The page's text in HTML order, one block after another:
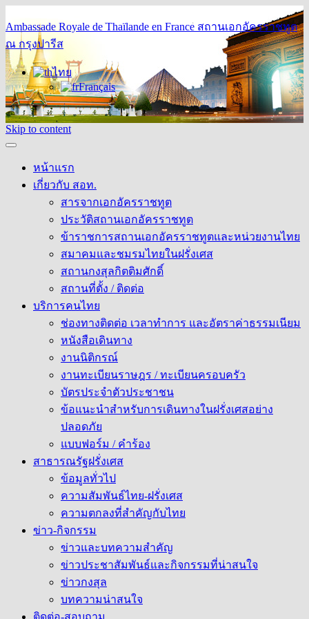
Ambassade Royale de Thaïlande en France สถานเอกอัครราชทูต
ณ กรุงปารีส
ไทย
Français
Skip to content
หน้าแรก
เกี่ยวกับ สอท.
สารจากเอกอัครราชทูต
ประวัติสถานเอกอัครราชทูต
ข้าราชการสถานเอกอัครราชทูตและหน่วยงานไทย
สมาคมและชมรมไทยในฝรั่งเศส
สถานกงสุลกิตติมศักดิ์
สถานที่ตั้ง / ติดต่อ
บริการคนไทย
ช่องทางติดต่อ เวลาทำการ และอัตราค่าธรรมเนียม
หนังสือเดินทาง
งานนิติกรณ์
งานทะเบียนราษฎร / ทะเบียนครอบครัว
บัตรประจำตัวประชาชน
ข้อแนะนำสำหรับการเดินทางในฝรั่งเศสอย่าง
ปลอดภัย
แบบฟอร์ม / คำร้อง
สาธารณรัฐฝรั่งเศส
ข้อมูลทั่วไป
ความสัมพันธ์ไทย-ฝรั่งเศส
ความตกลงที่สำคัญกับไทย
ข่าว-กิจกรรม
ข่าวและบทความสำคัญ
ข่าวประชาสัมพันธ์และกิจกรรมที่น่าสนใจ
ข่าวกงสุล
บทความน่าสนใจ
ติดต่อ-สอบถาม